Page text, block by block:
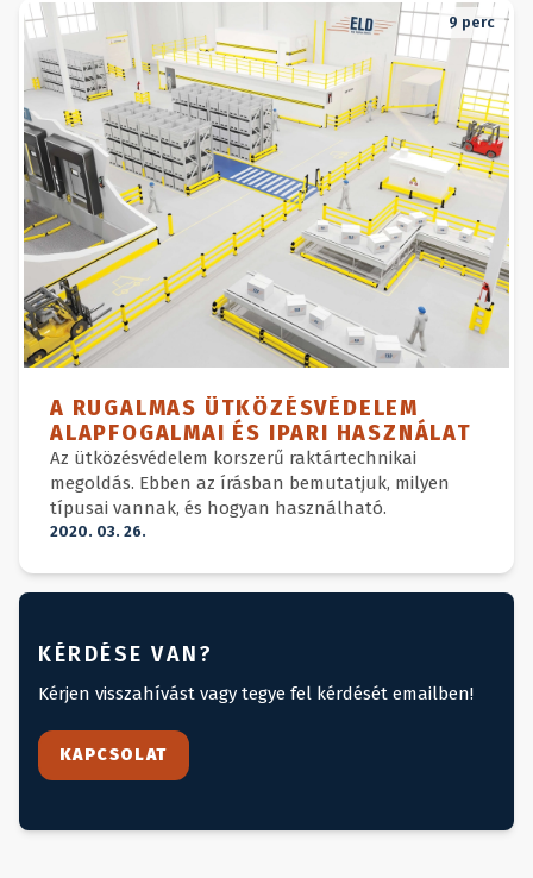
9 perc
A RUGALMAS ÜTKÖZÉSVÉDELEM
ALAPFOGALMAI ÉS IPARI HASZNÁLAT
Az ütközésvédelem korszerű raktártechnikai
megoldás. Ebben az írásban bemutatjuk, milyen
típusai vannak, és hogyan használható.
2020. 03. 26.
KÉRDÉSE VAN?
Kérjen visszahívást vagy tegye fel kérdését emailben!
KAPCSOLAT